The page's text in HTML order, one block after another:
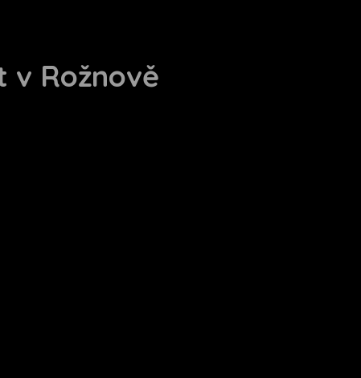
v Rožnově